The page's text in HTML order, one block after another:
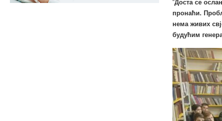
“Доста се
пронаћи.
нема живих
будућим